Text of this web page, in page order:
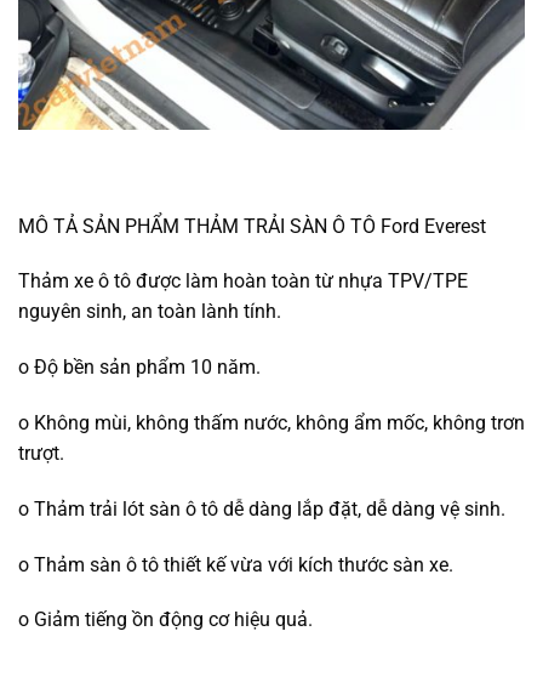
MÔ TẢ SẢN PHẨM THẢM TRẢI SÀN Ô TÔ Ford Everest
Thảm xe ô tô được làm hoàn toàn từ nhựa TPV/TPE
nguyên sinh, an toàn lành tính.
o Độ bền sản phẩm 10 năm.
o Không mùi, không thấm nước, không ẩm mốc, không trơn
trượt.
o Thảm trải lót sàn ô tô dễ dàng lắp đặt, dễ dàng vệ sinh.
o Thảm sàn ô tô thiết kế vừa với kích thước sàn xe.
o Giảm tiếng ồn động cơ hiệu quả.